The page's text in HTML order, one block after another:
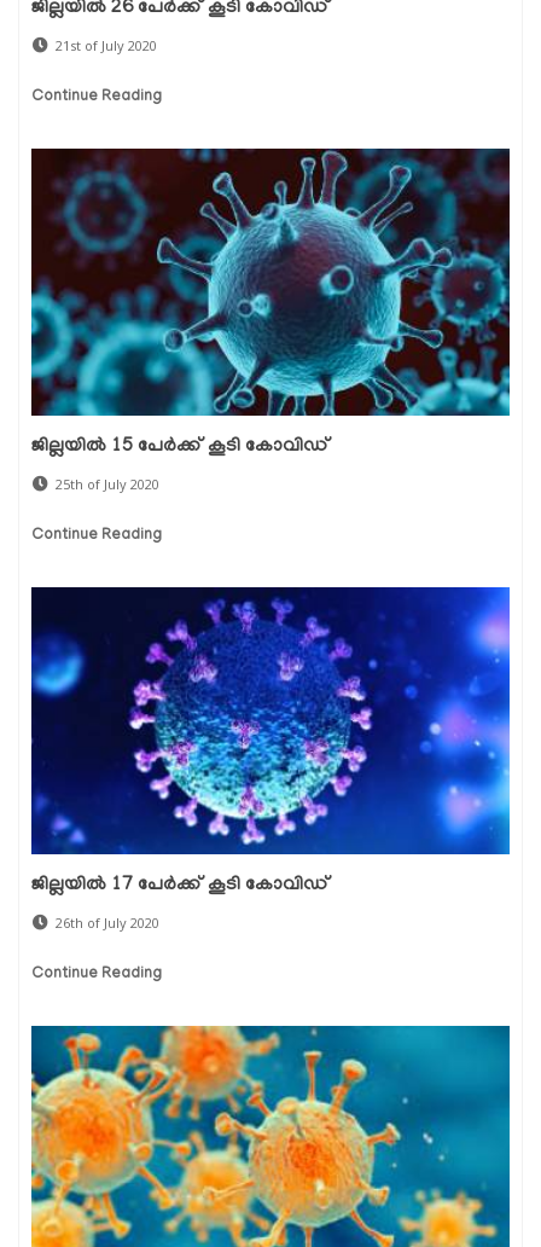
ജില്ലയില്‍ 26 പേര്‍ക്ക് കൂടി കോവിഡ്
21st of July 2020
Continue Reading
ജില്ലയില്‍ 15 പേര്‍ക്ക് കൂടി കോവിഡ്
25th of July 2020
Continue Reading
ജില്ലയില്‍ 17 പേര്‍ക്ക് കൂടി കോവിഡ്
26th of July 2020
Continue Reading